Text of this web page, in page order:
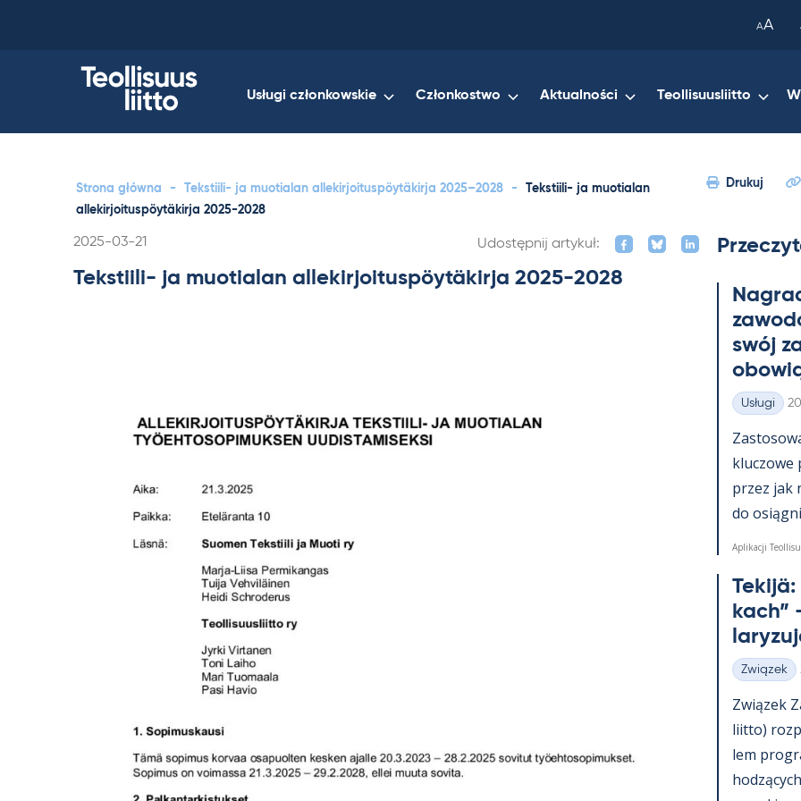
AA
Usługi członkowskie Członkostwo Aktualności Teollisuusliitto
Strona główna - Tekstiili- ja muotialan allekirjoituspöytäkirja 2025–2028 -
Tekstiili- ja muotialan
allekirjoituspöytäkirja 2025-2028
Drukuj
Kirjoitettu
2025-03-21 Udostępnij artykuł:
Tekstiili- ja muotialan allekirjoituspöytäkirja 2025-2028
swój
Kategorie
Usługi
kluczowe
przez jak
do
Aplikacji
Te­kijä:
Kategorie
Związek
Związek
liitto)
lem
your
clipboard.)